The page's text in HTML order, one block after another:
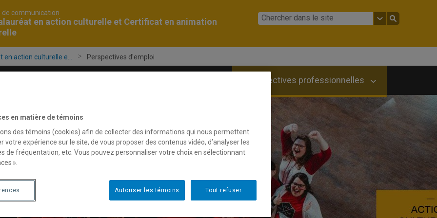
de communication
en action culturelle et Certificat en animation
en action culturelle e... Perspectives d'emploi
Perspectives professionnelles
en matière de témoins
des témoins (cookies) afin de collecter des informations qui nous permettent
votre expérience sur le site, de vous proposer des contenus vidéo, d’analyser les
de fréquentation, etc. Vous pouvez personnaliser votre choix en sélectionnant
».
Tout refuser
Autoriser les témoins